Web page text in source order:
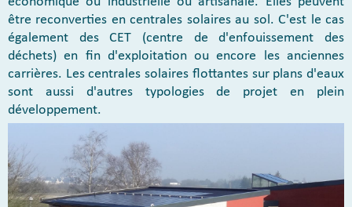
être reconverties en centrales solaires au sol. C'est le cas
également des CET (centre de d'enfouissement des
déchets) en fin d'exploitation ou encore les anciennes
carrières. Les centrales solaires flottantes sur plans d'eaux
sont aussi d'autres typologies de projet en plein
développement.